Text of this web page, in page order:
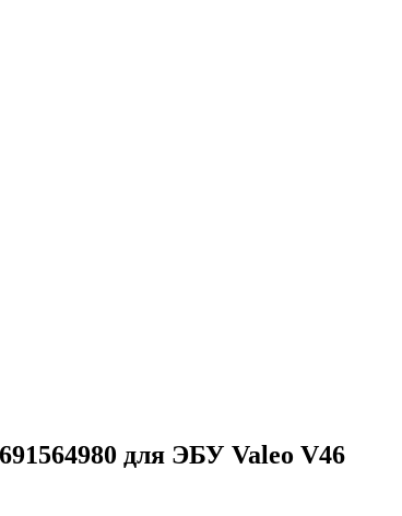
для ЭБУ Valeo V46